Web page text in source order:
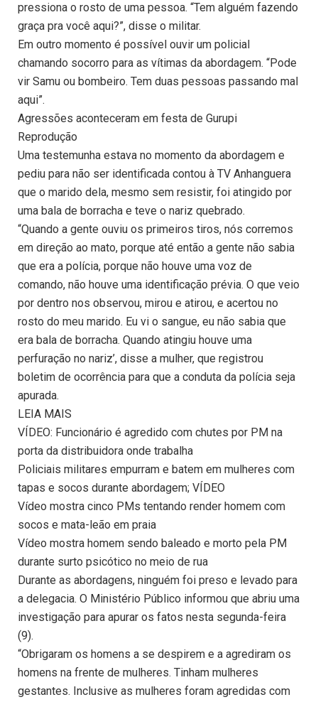
pressiona o rosto de uma pessoa. “Tem alguém fazendo
graça pra você aqui?”, disse o militar.
Em outro momento é possível ouvir um policial
chamando socorro para as vítimas da abordagem. “Pode
vir Samu ou bombeiro. Tem duas pessoas passando mal
aqui”.
Agressões aconteceram em festa de Gurupi
Reprodução
Uma testemunha estava no momento da abordagem e
pediu para não ser identificada contou à TV Anhanguera
que o marido dela, mesmo sem resistir, foi atingido por
uma bala de borracha e teve o nariz quebrado.
“Quando a gente ouviu os primeiros tiros, nós corremos
em direção ao mato, porque até então a gente não sabia
que era a polícia, porque não houve uma voz de
comando, não houve uma identificação prévia. O que veio
por dentro nos observou, mirou e atirou, e acertou no
rosto do meu marido. Eu vi o sangue, eu não sabia que
era bala de borracha. Quando atingiu houve uma
perfuração no nariz’, disse a mulher, que registrou
boletim de ocorrência para que a conduta da polícia seja
apurada.
LEIA MAIS
VÍDEO: Funcionário é agredido com chutes por PM na
porta da distribuidora onde trabalha
Policiais militares empurram e batem em mulheres com
tapas e socos durante abordagem; VÍDEO
Vídeo mostra cinco PMs tentando render homem com
socos e mata-leão em praia
Vídeo mostra homem sendo baleado e morto pela PM
durante surto psicótico no meio de rua
Durante as abordagens, ninguém foi preso e levado para
a delegacia. O Ministério Público informou que abriu uma
investigação para apurar os fatos nesta segunda-feira
(9).
“Obrigaram os homens a se despirem e a agrediram os
homens na frente de mulheres. Tinham mulheres
gestantes. Inclusive as mulheres foram agredidas com